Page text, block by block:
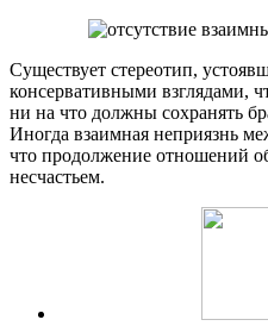
Существует стереотип,
консервативными взглядами,
ни на что должны сохранять
Иногда взаимная неприязнь
что продолжение отношений
несчастьем.